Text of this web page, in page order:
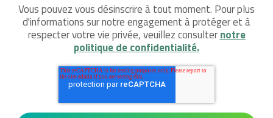
Vous pouvez vous désinscrire à tout moment. Pour plus
d'informations sur notre engagement à protéger et à
respecter votre vie privée, veuillez consulternotre
politique de confidentialité.